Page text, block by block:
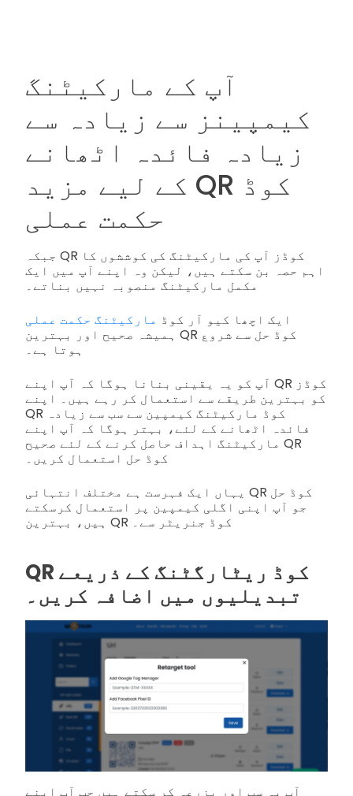
آپ کے مارکیٹنگ
کیمپینز سے زیادہ سے
زیادہ فائدہ اٹھانے
کے لیے مزید QR کوڈ
حکمت عملی
جبکہ QR کوڈز آپ کی مارکیٹنگ کی کوششوں کا
اہم حصہ بن سکتے ہیں، لیکن وہ اپنے آپ میں ایک
مکمل مارکیٹنگ منصوبہ نہیں بناتے۔
ایک اچھا کیو آر کوڈ مارکیٹنگ حکمت عملی
ہمیشہ صحیح اور بہترین QR کوڈ حل سے شروع
ہوتا ہے۔
آپ کو یہ یقینی بنانا ہوگا کہ آپ اپنے QR کوڈز
کو بہترین طریقے سے استعمال کر رہے ہیں۔ اپنے
QR کوڈ مارکیٹنگ کیمپین سے سب سے زیادہ
فائدہ اٹھانے کے لئے، بہتر ہوگا کہ آپ اپنے
مارکیٹنگ اہداف حاصل کرنے کے لئے صحیح QR
کوڈ حل استعمال کریں۔
یہاں ایک فہرست ہے مختلف انتہائی QR کوڈ حل
جو آپ اپنی اگلی کیمپین پر استعمال کرسکتے
ہیں، بہترین QR کوڈ جنریٹر سے۔
QR کوڈ ریٹارگٹنگ کے ذریعے
تبدیلیوں میں اضافہ کریں۔
آپ یہ سب اور بزرعہ کر سکتے ہیں جب آپ اپنے